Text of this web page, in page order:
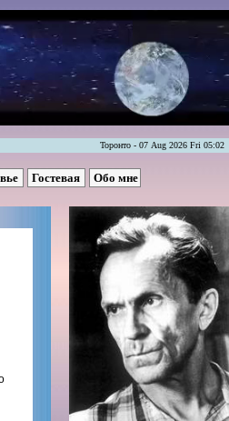
Торонто - 07 Aug 2026 Fri 05:02
Гостевая Обо мне